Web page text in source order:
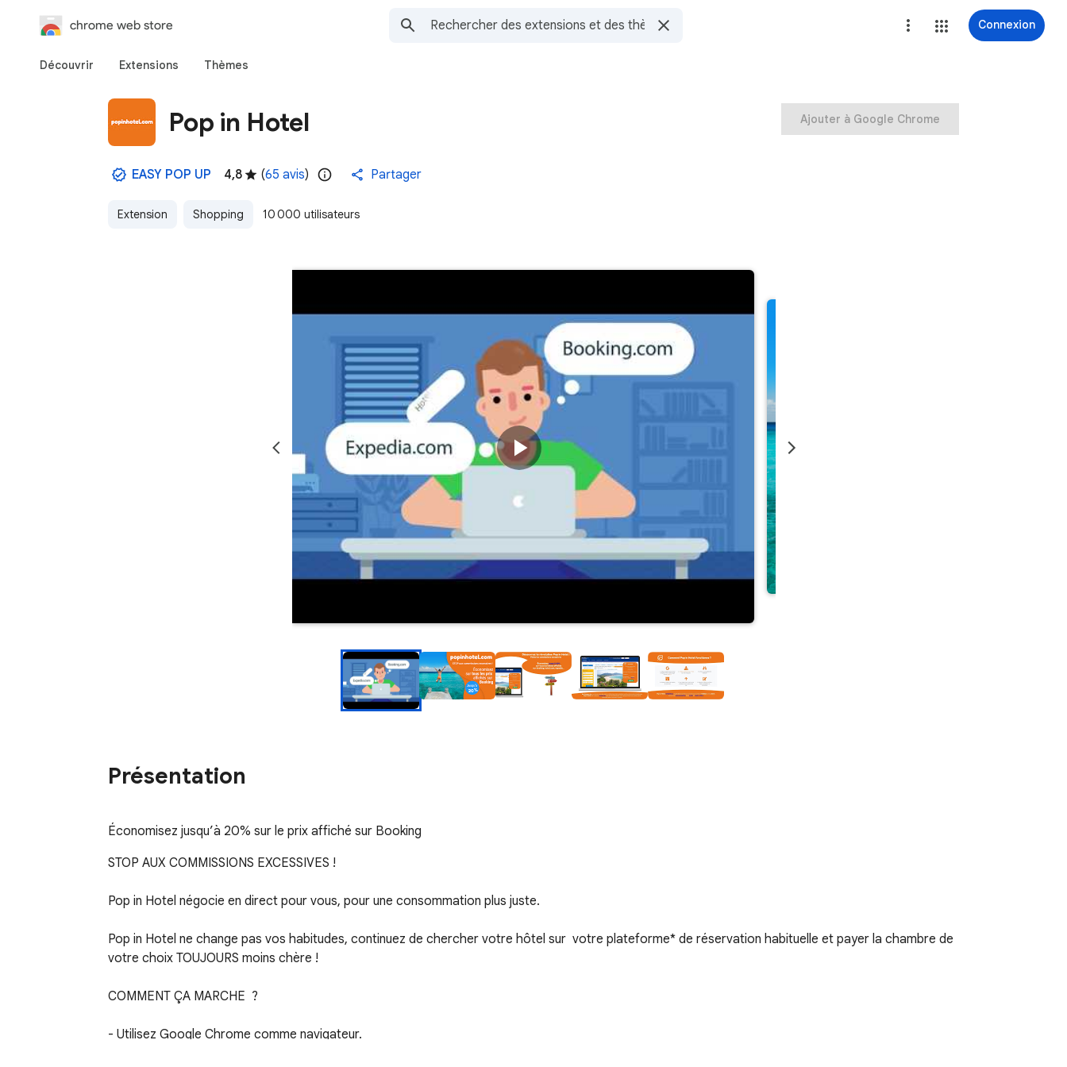
chrome web store Connexion
Découvrir Extensions Thèmes
Pop in Hotel
EASY POP UP 4,8 (65 avis) Partager
Extension Shopping 10 000 utilisateurs
Ajouter à Google Chrome
Présentation
Économisez jusqu’à 20% sur le prix affiché sur Booking
STOP AUX COMMISSIONS EXCESSIVES !
Pop in Hotel négocie en direct pour vous, pour une consommation plus juste.
Pop in Hotel ne change pas vos habitudes, continuez de chercher votre hôtel sur  votre plateforme* de réservation habituelle et payer la chambre de
votre choix TOUJOURS moins chère !
COMMENT ÇA MARCHE  ?
- Utilisez Google Chrome comme navigateur.